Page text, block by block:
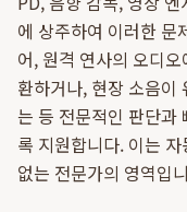
에 상주하여 이러한 문
어, 원격 연사의 오디
환하거나, 현장 소음이
는 등 전문적인 판단과
록 지원합니다. 이는
없는 전문가의 영역입